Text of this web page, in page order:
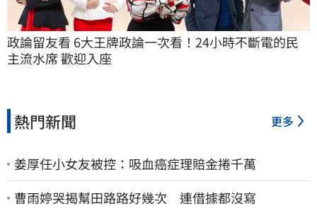
政論留友看 6大王牌政論一次看！24小時不斷電的民
主流水席 歡迎入座
熱門新聞 更多
姜厚任小女友被控：吸血癌症理賠金捲千萬
曹雨婷哭揭幫田路路好幾次 連借據都沒寫